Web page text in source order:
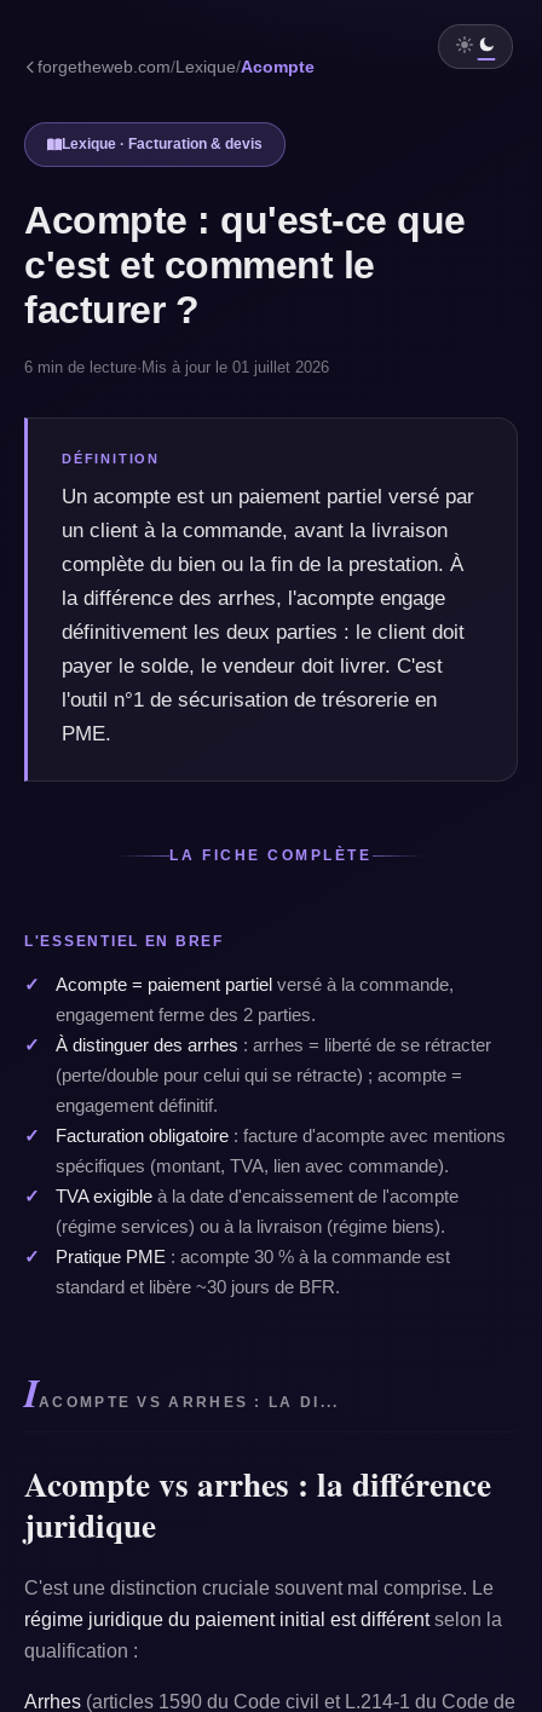
forgetheweb.com/Lexique/Acompte
Lexique · Facturation & devis
Acompte : qu'est-ce que
c'est et comment le
facturer ?
6 min de lecture· Mis à jour le 01 juillet 2026
DÉFINITION
Un acompte est un paiement partiel versé par
un client à la commande, avant la livraison
complète du bien ou la fin de la prestation. À
la différence des arrhes, l'acompte engage
définitivement les deux parties : le client doit
payer le solde, le vendeur doit livrer. C'est
l'outil n°1 de sécurisation de trésorerie en
PME.
LA FICHE COMPLÈTE
L'ESSENTIEL EN BREF
Acompte = paiement partiel versé à la commande,
engagement ferme des 2 parties.
À distinguer des arrhes : arrhes = liberté de se rétracter
(perte/double pour celui qui se rétracte) ; acompte =
engagement définitif.
Facturation obligatoire : facture d'acompte avec mentions
spécifiques (montant, TVA, lien avec commande).
TVA exigible à la date d'encaissement de l'acompte
(régime services) ou à la livraison (régime biens).
Pratique PME : acompte 30 % à la commande est
standard et libère ~30 jours de BFR.
IACOMPTE VS ARRHES : LA DI...
Acompte vs arrhes : la différence
juridique
C'est une distinction cruciale souvent mal comprise. Le
régime juridique du paiement initial est différentselon la
qualification :
Arrhes (articles 1590 du Code civil et L.214-1 du Code de